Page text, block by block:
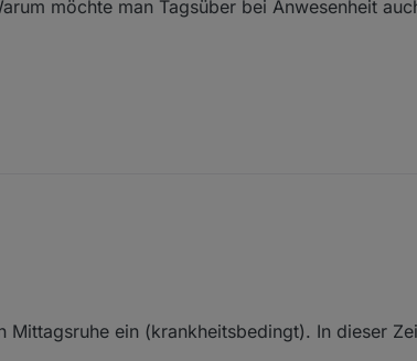
Intern und Extern aufbauen und welche
möchte man Tagsüber bei Anwesenheit
Mittagsruhe ein (krankheitsbedingt). In dieser